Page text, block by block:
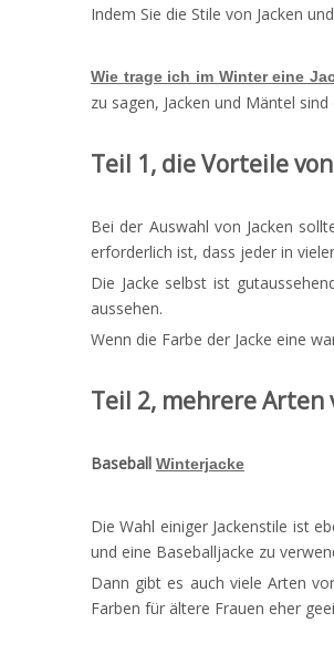
Indem Sie die Stile von Jacken
Wie trage ich im Winter eine
zu sagen, Jacken und Mäntel
Teil 1, die Vorteile
Bei der Auswahl von Jacken
erforderlich ist, dass jeder in
Die Jacke selbst ist
aussehen.
Wenn die Farbe der Jacke eine
Teil 2, mehrere Arten
Baseball Winterjacke
Die Wahl einiger Jackenstile ist
und eine Baseballjacke zu
Dann gibt es auch viele Arten
Farben für ältere Frauen eher